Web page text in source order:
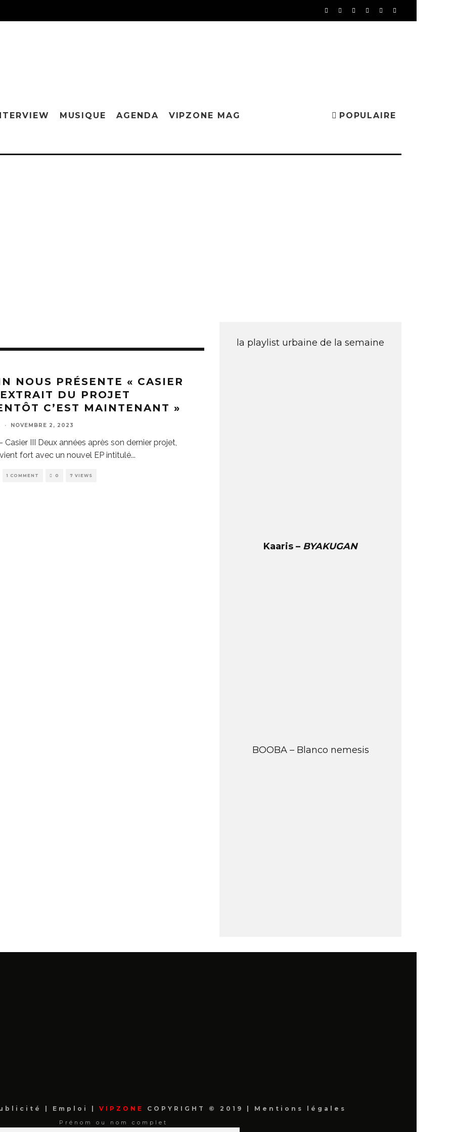
MUSIQUE AGENDA VIPZONE MAG POPULAIRE
NOUS PRÉSENTE « CASIER
DU PROJET
C’EST MAINTENANT »
· NOVEMBRE 2, 2023
Casier III Deux années après son dernier projet,
fort avec un nouvel EP intitulé...
1 COMMENT 0 7 VIEWS
la playlist urbaine de la semaine
Kaaris – BYAKUGAN
BOOBA – Blanco nemesis
Emploi VIPZONE COPYRIGHT © 2019 | Mentions légales
Prénom ou nom complet